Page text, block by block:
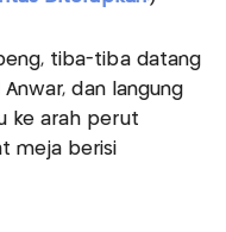
tiba-tiba datang
Anwar, dan langung
ke arah perut
meja berisi